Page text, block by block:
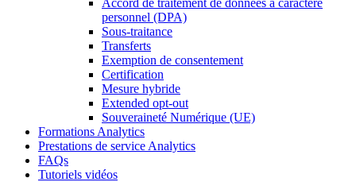
Accord de traitement de données à caractère
personnel (DPA)
Sous-traitance
Transferts
Exemption de consentement
Certification
Mesure hybride
Extended opt-out
Souveraineté Numérique (UE)
Formations Analytics
Prestations de service Analytics
FAQs
Tutoriels vidéos